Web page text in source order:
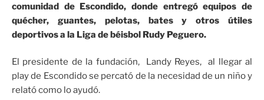
comunidad de Escondido, donde entregó equipos de
quécher, guantes, pelotas, bates y otros útiles
deportivos a la Liga de béisbol Rudy Peguero.
El presidente de la fundación, Landy Reyes, al llegar al
play de Escondido se percató de la necesidad de un niño y
relató como lo ayudó.